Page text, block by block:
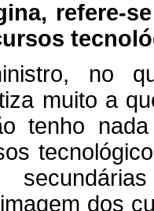
refere-
no
muito a
tenho
dos